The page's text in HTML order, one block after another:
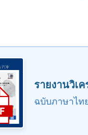
รายงานวิเ
ฉบับภาษาไท